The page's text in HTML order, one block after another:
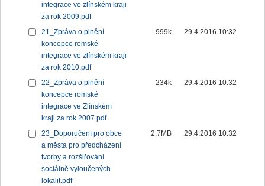
integrace ve zlínském kraji
za rok 2009.pdf
21_Zpráva o plnění
koncepce romské
integrace ve zlínském kraji
za rok 2010.pdf
999k 29.4.2016 10:32
22_Zpráva o plnění
koncepce romské
integrace ve Zlínském
kraji za rok 2007.pdf
234k 29.4.2016 10:32
23_Doporučení pro obce
a města pro předcházení
tvorby a rozšiřování
sociálně vyloučených
lokalit.pdf
2,7MB 29.4.2016 10:32